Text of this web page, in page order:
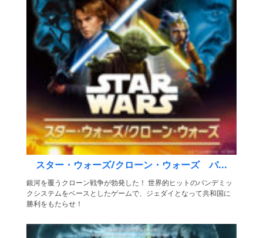
スター・ウォーズ/クローン・ウォーズ パ...
銀河を覆うクローン戦争が勃発した！ 世界的ヒットのパンデミッ
クシステムをベースとしたゲームで、ジェダイとなって共和国に
勝利をもたらせ！